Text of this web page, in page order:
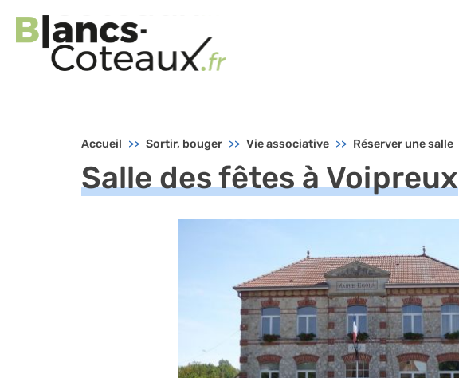
Menu principal - Blancs-Coteaux
Accueil Sortir, bouger Vie associative Réserver une salle
Salle des fêtes à Voipreux